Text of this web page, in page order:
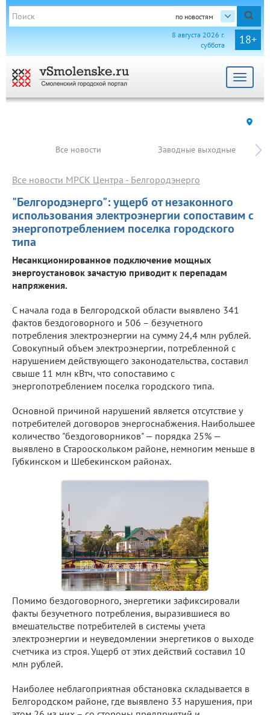
по новостям
18+
8 августа 2026 г.
суббота
Toggle
Все новости Заводные выходные
"Белгородэнерго": ущерб от незаконного
использования электроэнергии сопоставим с
энергопотреблением поселка городского
типа
Все новости МРСК Центра - Белгородэнерго
Несанкционированное подключение мощных
энергоустановок зачастую приводит к перепадам
напряжения.
С начала года в Белгородской области выявлено 341
фактов бездоговорного и 506 – безучетного
потребления электроэнергии на сумму 24,4 млн рублей.
Совокупный объем электроэнергии, потребленной с
нарушением действующего законодательства, составил
свыше 11 млн кВтч, что сопоставимо с
энергопотреблением поселка городского типа.
Основной причиной нарушений является отсутствие у
потребителей договоров энергоснабжения. Наибольшее
количество "бездоговорников" — порядка 25% —
выявлено в Старооскольком районе, немногим меньше в
Губкинском и Шебекинском районах.
Помимо бездоговорного, энергетики зафиксировали
факты безучетного потребления, выразившиеся во
вмешательстве потребителей в системы учета
электроэнергии и неуведомлении энергетиков о выходе
счетчика из строя. Ущерб от этих действий составил 10
млн рублей.
Наиболее неблагоприятная обстановка складывается в
Белгородском районе, где выявлено 33 нарушения, при